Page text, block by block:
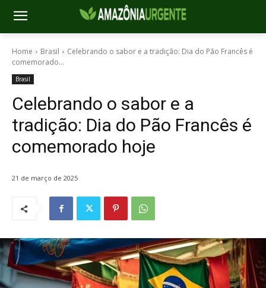
Home Brasil
Celebrando o sabor e a tradição: Dia do Pão Francês é
comemorado...
Brasil
Celebrando o sabor e a
tradição: Dia do Pão Francês é
comemorado hoje
21 de março de 2025